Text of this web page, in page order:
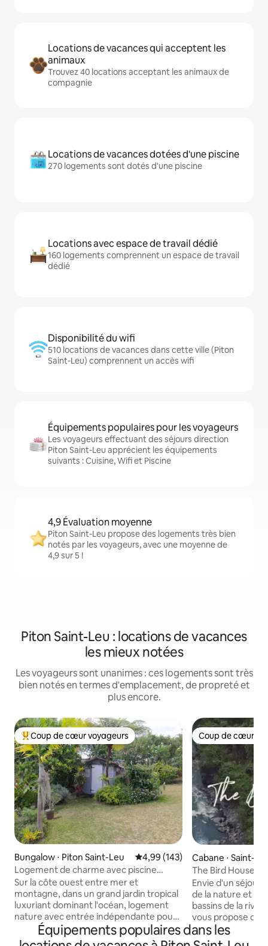
Locations de vacances qui acceptent les
animaux
Trouvez 40 locations acceptant les animaux de
compagnie
Locations de vacances dotées d'une piscine
270 logements sont dotés d'une piscine
Locations avec espace de travail dédié
160 logements comprennent un espace de travail
dédié
Disponibilité du wifi
510 locations de vacances dans cette ville (Piton
Saint-Leu) comprennent un accès wifi
Équipements populaires pour les voyageurs
Les voyageurs effectuant des séjours direction
Piton Saint-Leu apprécient les équipements
suivants : Cuisine, Wifi et Piscine
4,9 Évaluation moyenne
Piton Saint-Leu propose des logements très bien
notés par les voyageurs, avec une moyenne de
4,9 sur 5 !
Piton Saint-Leu : locations de vacances
les mieux notées
Les voyageurs sont unanimes : ces logements sont très
bien notés en termes d'emplacement, de propreté et
plus encore.
Coups de cœur voyageurs les plus appréciés
Coup de cœur voyageurs
Bungalow ⋅ Piton Saint-Leu Évaluation moyenne sur la
4,99 (143)
Logement de charme avec piscine
chauffée
Sur la côte ouest entre mer et
montagne, dans un grand jardin tropical
luxuriant dominant l'océan, logement
nature avec entrée indépendante pour
2 personnes. Toilettes sèches et douche
extérieure sous les papyrus géants.
Coup de cœur
Coup de cœur
Cabane ⋅ Saint-
The Bird House
Envie d'un séjour
de la nature et de
bassins de la
vous propose de
cabane 'The
bercer au son de
Équipements populaires dans les